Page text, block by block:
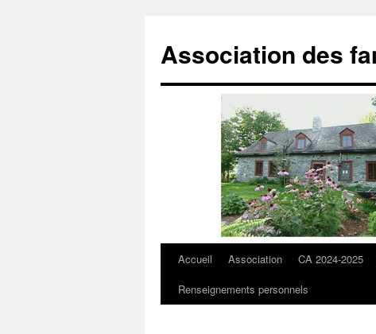
contenu
Association des
Accueil Association CA 2024-2025
Renseignements personnels